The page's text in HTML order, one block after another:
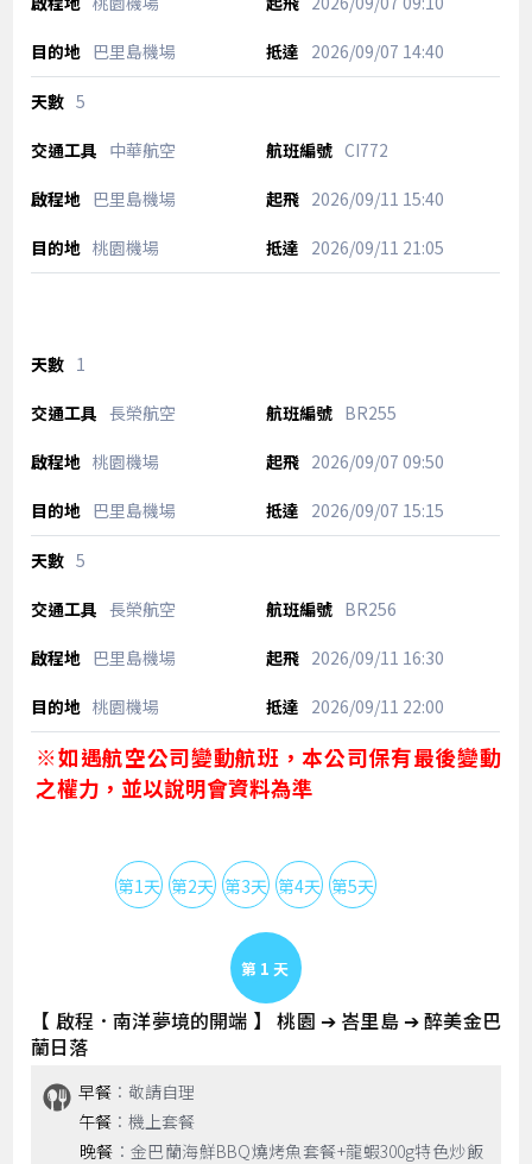
巴里島機場 2026/09/07 14:40
5
中華航空 CI772
巴里島機場 2026/09/11 15:40
桃園機場 2026/09/11 21:05
1
長榮航空 BR255
桃園機場 2026/09/07 09:50
巴里島機場 2026/09/07 15:15
5
長榮航空 BR256
巴里島機場 2026/09/11 16:30
桃園機場 2026/09/11 22:00
※如遇航空公司變動航班，本公司保有最後變動
之權力，並以說明會資料為準
第1天 第2天 第3天 第4天 第5天
Day 1
【 啟程．南洋夢境的開端 】 桃園 ➔ 峇里島 ➔ 醉美金巴
蘭日落
早餐 ：敬請自理
午餐 ：機上套餐
晚餐 ：金巴蘭海鮮BBQ燒烤魚套餐+龍蝦300g特色炒飯